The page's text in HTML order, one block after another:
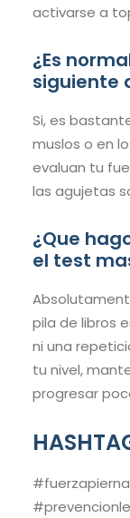
activarse a
¿Es
siguiente
Si, es
muslos o en
evaluan tu
las agujetas
¿Que
el test
pila de libros
ni una
tu nivel,
progresar